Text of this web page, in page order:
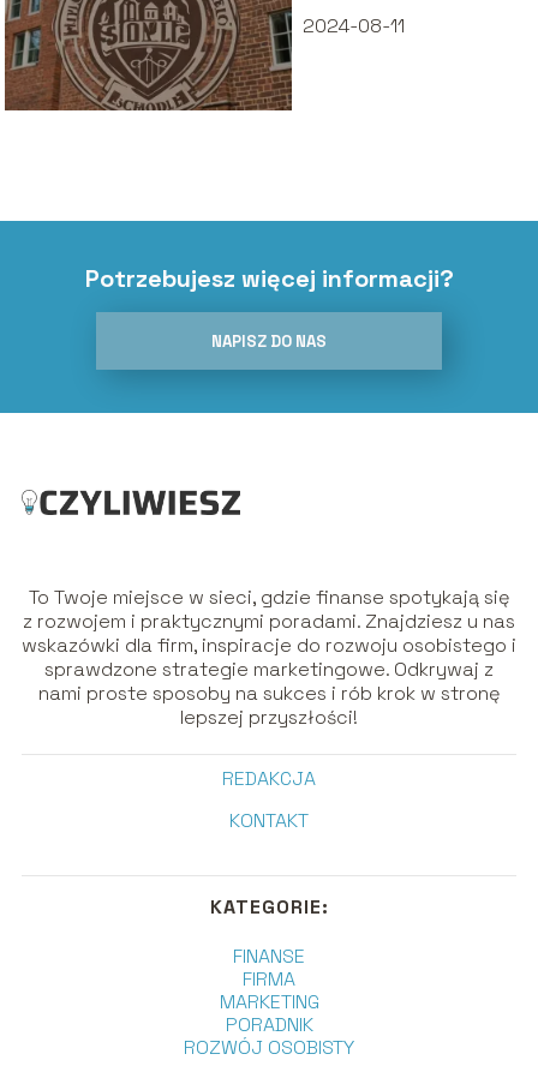
2024-08-11
Potrzebujesz więcej informacji?
NAPISZ DO NAS
To Twoje miejsce w sieci, gdzie finanse spotykają się
z rozwojem i praktycznymi poradami. Znajdziesz u nas
wskazówki dla firm, inspiracje do rozwoju osobistego i
sprawdzone strategie marketingowe. Odkrywaj z
nami proste sposoby na sukces i rób krok w stronę
lepszej przyszłości!
REDAKCJA
KONTAKT
KATEGORIE:
FINANSE
FIRMA
MARKETING
PORADNIK
ROZWÓJ OSOBISTY